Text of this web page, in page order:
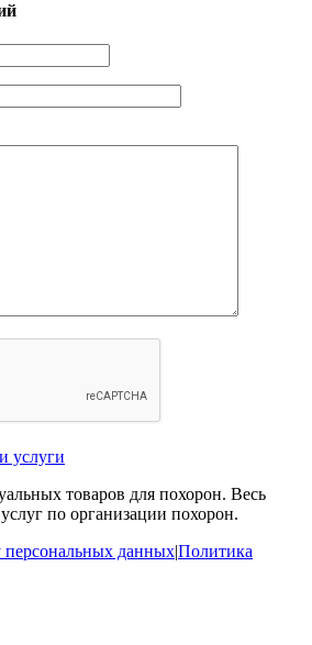
товаров для похорон. Весь
по организации похорон.
персональных данных|Политика